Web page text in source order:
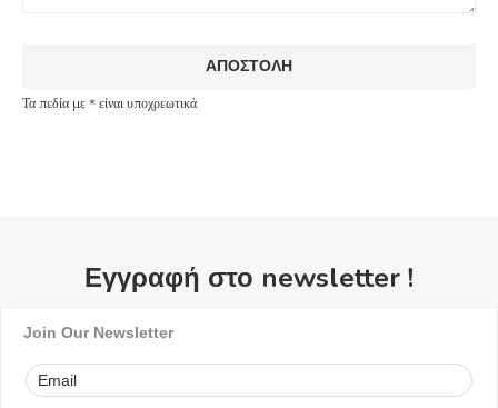
Τα πεδία με * είναι υποχρεωτικά
Εγγραφή στο newsletter !
Join Our Newsletter